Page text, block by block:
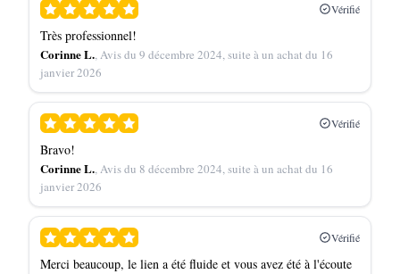
Vérifié
Très professionnel!
Corinne L., Avis du 9 décembre 2024, suite à un achat du 16
janvier 2026
Vérifié
Bravo!
Corinne L., Avis du 8 décembre 2024, suite à un achat du 16
janvier 2026
Vérifié
Merci beaucoup, le lien a été fluide et vous avez été à l'écoute